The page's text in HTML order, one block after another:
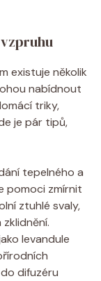
existuje několik
nabídnout
triky,
je pár tipů,
tepelného a
pomoci zmírnit
ztuhlé svaly,
levandule
difuzéru